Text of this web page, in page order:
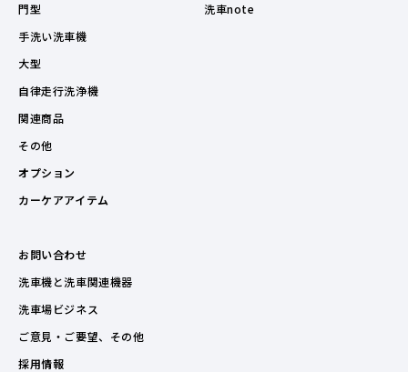
門型
手洗い洗車機
大型
自律走行洗浄機
関連商品
その他
オプション
カーケアアイテム
洗車note
お問い合わせ
洗車機と洗車関連機器
洗車場ビジネス
ご意見・ご要望、その他
採用情報